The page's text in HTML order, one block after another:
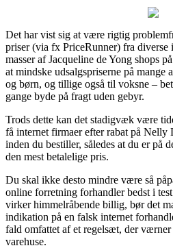
Det har vist sig at være rigtig
priser (via fx PriceRunner) fra diverse
masser af Jacqueline de Yong shops
at mindske udsalgspriserne på mange
og børn, og tillige også til voksne –
gange byde på fragt uden gebyr.
Trods dette kan det stadigvæk være
få internet firmaer efter rabat på
inden du bestiller, således at du er på
den mest betalelige pris.
Du skal ikke desto mindre være så
online forretning forhandler bedst i
virker himmelråbende billig, bør det
indikation på en falsk internet
fald omfattet af et regelsæt, der
varehuse.